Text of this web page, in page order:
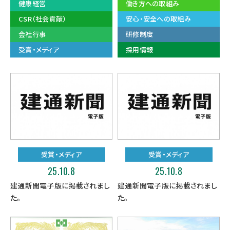
健康経営
働き方への取組み
CSR（社会貢献）
安心・安全への取組み
会社行事
研修制度
受賞・メディア
採用情報
受賞・メディア
25.10.8
建通新聞電子版に掲載されまし
た。
受賞・メディア
25.10.8
建通新聞電子版に掲載されまし
た。